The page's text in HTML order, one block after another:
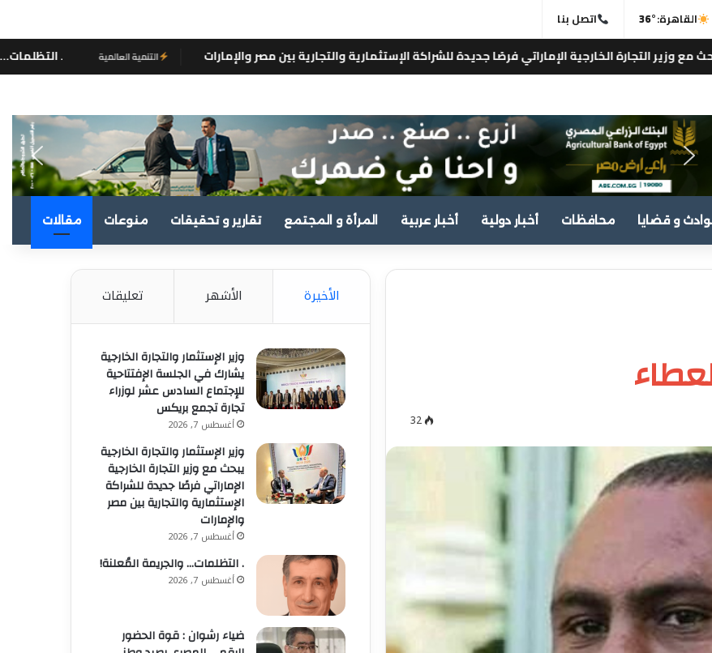
القاهرة:36° اتصل بنا
الإماراتي فرصًا جديدة للشراكة الإستثمارية والتجارية بين مصر والإمارات التنمية العالمية . التظلمات… والجريمة المُعلنة!
و قضايا محافظات أخبار دولية أخبار عربية المرأة و المجتمع تقارير و تحقيقات منوعات مقالات
32
الأخيرة الأشهر تعليقات
وزير الإستثمار والتجارة الخارجية
يشارك في الجلسة الإفتتاحية
للإجتماع السادس عشر لوزراء
تجارة تجمع بريكس
أغسطس 7, 2026
وزير الإستثمار والتجارة الخارجية
يبحث مع وزير التجارة الخارجية
الإماراتي فرصًا جديدة للشراكة
الإستثمارية والتجارية بين مصر
والإمارات
أغسطس 7, 2026
. التظلمات… والجريمة المُعلنة!
أغسطس 7, 2026
ضياء رشوان : قوة الحضور